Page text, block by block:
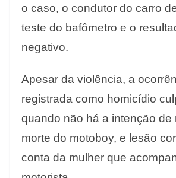
o caso, o condutor do carro
teste do bafômetro e o
negativo.
Apesar da violência, a
registrada como homicídio
quando não há a intenção de
morte do motoboy, e lesão
conta da mulher que